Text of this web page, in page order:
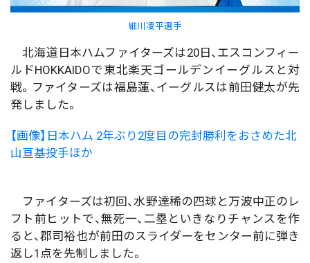
細川凌平選手
北海道日本ハムファイターズは20日、エスコンフィー
ルドHOKKAIDOで東北楽天ゴールデンイーグルスと対
戦。ファイターズは福島蓮、イーグルスは前田健太が先
発しました。
【画像】日本ハム 2年ぶり2度目の完封勝利をおさめた北
山亘基投手ほか
ファイターズは初回、水野達稀の四球と万波中正のレ
フト前ヒットで、無死一、二塁といきなりチャンスを作
ると、郡司裕也が前田のスライダーをセンター前に弾き
返し1点を先制しました。